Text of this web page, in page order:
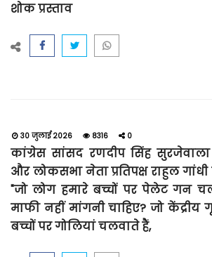
शोक प्रस्ताव
30 जुलाई 2026 8316 0
कांग्रेस सांसद रणदीप सिंह
और लोकसभा नेता प्रतिपक्ष राहुल
"जो लोग हमारे बच्चों पर पेलेट गन
माफी नहीं मांगनी चाहिए? जो केंद्रीय
बच्चों पर गोलियां चलवाते हैं,